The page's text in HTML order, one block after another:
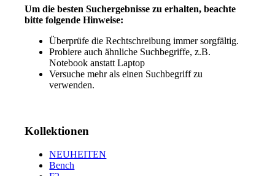
Um die besten Suchergebnisse zu erhalten, beachte
bitte folgende Hinweise:
Überprüfe die Rechtschreibung immer sorgfältig.
Probiere auch ähnliche Suchbegriffe, z.B.
Notebook anstatt Laptop
Versuche mehr als einen Suchbegriff zu
verwenden.
Kollektionen
NEUHEITEN
Bench